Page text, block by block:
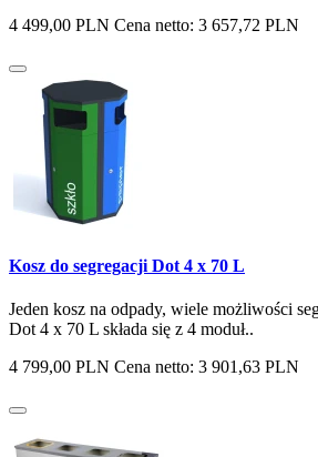
4 499,00 PLN Cena netto: 3 657,72 PLN
Kosz do segregacji Dot 4 x 70 L
Jeden kosz na odpady, wiele możliwości
Dot 4 x 70 L składa się z 4 moduł..
4 799,00 PLN Cena netto: 3 901,63 PLN